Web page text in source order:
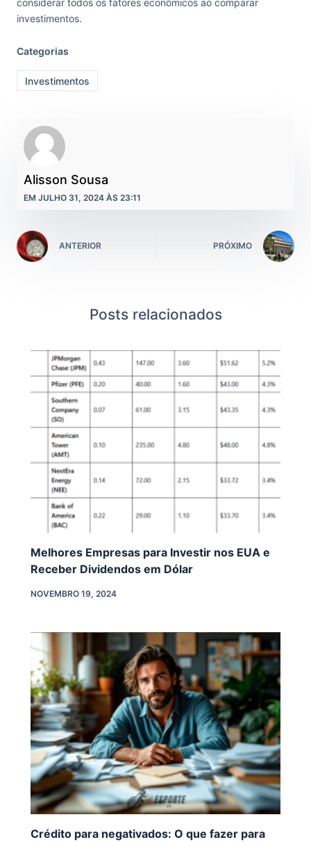
considerar todos os fatores econômicos ao comparar
investimentos.
Categorias
Investimentos
Alisson Sousa
EM JULHO 31, 2024 ÀS 23:11
ANTERIOR PRÓXIMO
Posts relacionados
Melhores Empresas para Investir nos EUA e
Receber Dividendos em Dólar
NOVEMBRO 19, 2024
Crédito para negativados: O que fazer para